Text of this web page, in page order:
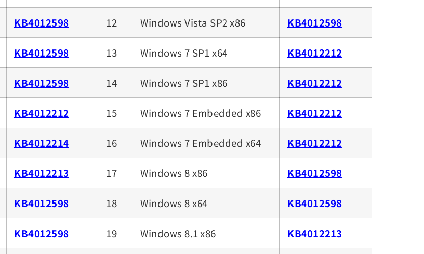
KB4012598 12 Windows Vista SP2 x86 KB4012598
KB4012598 13 Windows 7 SP1 x64 KB4012212
KB4012598 14 Windows 7 SP1 x86 KB4012212
KB4012212 15 Windows 7 Embedded x86 KB4012212
KB4012214 16 Windows 7 Embedded x64 KB4012212
KB4012213 17 Windows 8 x86 KB4012598
KB4012598 18 Windows 8 x64 KB4012598
KB4012598 19 Windows 8.1 x86 KB4012213